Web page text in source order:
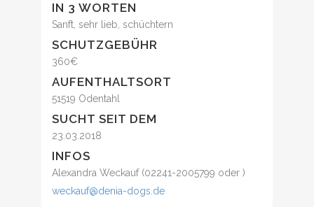
IN 3 WORTEN
Sanft, sehr lieb, schüchtern
SCHUTZGEBÜHR
360€
AUFENTHALTSORT
51519 Odentahl
SUCHT SEIT DEM
23.03.2018
INFOS
Alexandra Weckauf (02241-2005799 oder )
weckauf@denia-dogs.de